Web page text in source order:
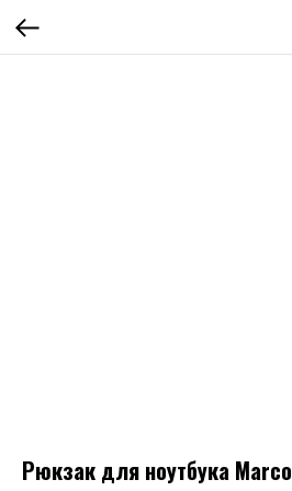
Рюкзак для ноутбука Marco